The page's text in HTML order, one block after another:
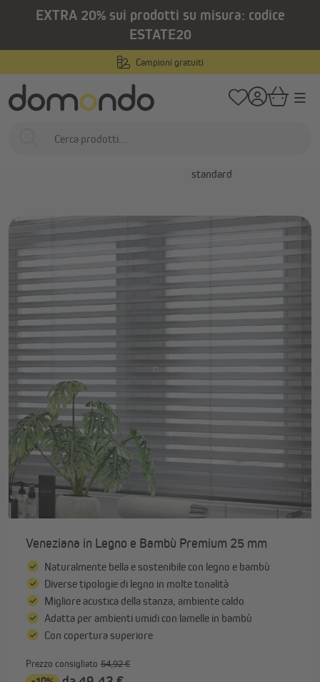
principale
EXTRA 20% sui prodotti su misura: codice
ESTATE20
Campioni gratuiti
/ Veneziane /
Veneziane in legno
Veneziane
standard
Veneziana in Legno e Bambù Premium 25 mm
Naturalmente bella e sostenibile con legno e bambù
Diverse tipologie di legno in molte tonalità
Migliore acustica della stanza, ambiente caldo
Adatta per ambienti umidi con lamelle in bambù
Con copertura superiore
Prezzo consigliato 54,92 €